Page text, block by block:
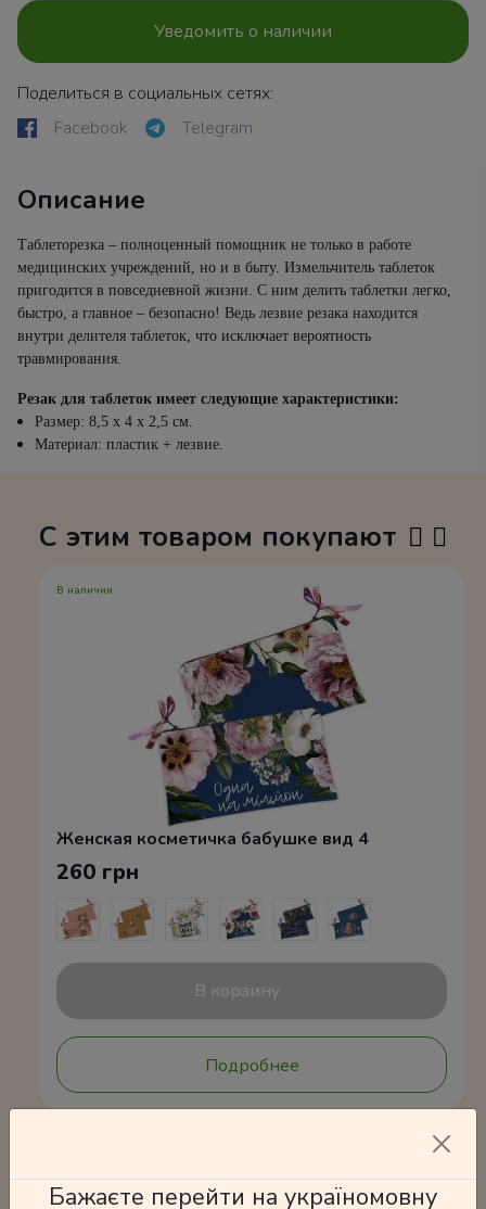
Уведомить о наличии
Поделиться в социальных сетях:
Facebook
Telegram
Описание
Таблеторезка – полноценный помощник не только в работе
медицинских учреждений, но и в быту. Измельчитель таблеток
пригодится в повседневной жизни. С ним делить таблетки легко,
быстро, а главное – безопасно! Ведь лезвие резака находится
внутри делителя таблеток, что исключает вероятность
травмирования.
Резак для таблеток имеет следующие характеристики:
Размер: 8,5 х 4 х 2,5 см.
Материал: пластик + лезвие.
С этим товаром покупают
В наличии
Женская косметичка бабушке вид 4
260 грн
В корзину
Подробнее
Бажаєте перейти на україномовну